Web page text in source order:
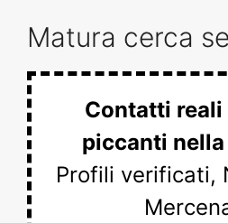
Matura cerca
Contatti reali
piccanti
Profili verificati,